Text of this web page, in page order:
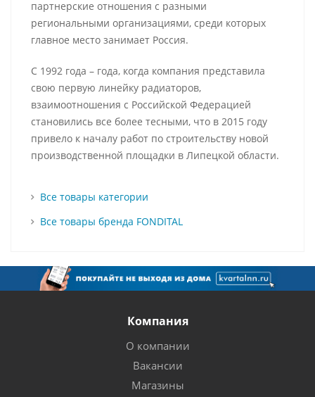
партнерские отношения с разными
региональными организациями, среди которых
главное место занимает Россия.
С 1992 года – года, когда компания представила
свою первую линейку радиаторов,
взаимоотношения с Российской Федерацией
становились все более тесными, что в 2015 году
привело к началу работ по строительству новой
производственной площадки в Липецкой области.
Все товары категории
Все товары бренда FONDITAL
Компания
О компании
Вакансии
Магазины